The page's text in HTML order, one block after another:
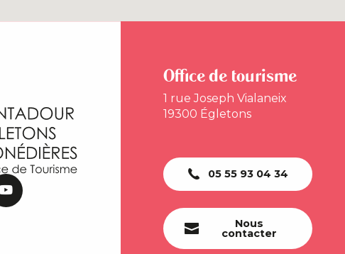
Office de tourisme
1 rue Joseph Vialaneix
19300 Égletons
05 55 93 04 34
Nous
contacter